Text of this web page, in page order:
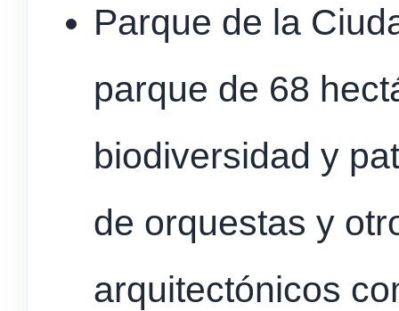
Parque de la
parque de 68
biodiversidad y
de orquestas y
arquitectónicos